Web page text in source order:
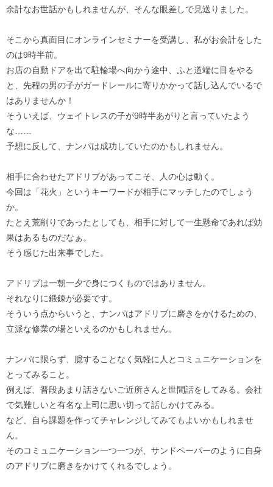
余計なお世話かもしれませんが、そんな眼差しで見送りました。
そこから真面目にオンラインセミナーを受講し、私がお会計をした
のは9時半前。
お店の自動ドアを出て駐輪場へ向かう途中、ふと道端に目をやる
と、先程の男の子がガードレールに寄りかかって話し込んでいるで
はありませんか！
そういえば、ウェイトレスの子が9時半あがりと言っていたよう
な……
予想に反して、ナンパは成功していたのかもしれません。
相手に合わせたアドリブがあってこそ、人の心は動く。
今回は「花火」というキーワードが相手にマッチしたのでしょう
か。
たとえ荒削りであったとしても、相手に対して一生懸命であれば効
果はあるものだなぁ。
そう感じた出来事でした。
アドリブは一朝一夕で身につくものではありません。
それなりに鍛錬が必要です。
そういう点からいうと、ナンパはアドリブに磨きをかけるための、
立派な修業の場といえるのかもしれません。
ナンパに限らず、臆することなく気軽に人とコミュニケーションを
とってみること。
例えば、普段あまり話さないご近所さんと世間話をしてみる。会社
で気難しいと有名な上司に思い切って話しかけてみる。
など、自ら課題を作ってチャレンジしてみてもよいかもしれませ
ん。
そのコミュニケーション一つ一つが、サンドペーパーのように自身
のアドリブに磨きをかけてくれるでしょう。